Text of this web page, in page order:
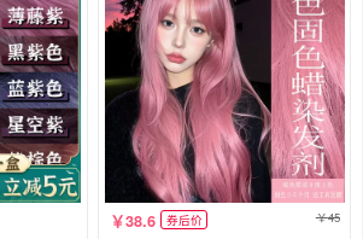
38.6 券后价 45